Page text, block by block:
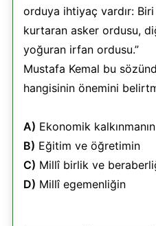
orduya ihtiyaç vardır: Biri
kurtaran asker ordusu,
yoğuran irfan ordusu.”
Mustafa Kemal bu
hangisinin önemini
A) Ekonomik kalkınmanın
B) Eğitim ve öğretimin
C) Millî birlik ve
D) Millî egemenliğin